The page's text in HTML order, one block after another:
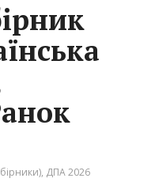
, ДПА 2026